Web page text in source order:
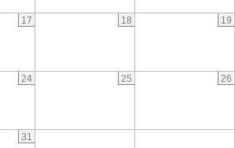
17 18 19
24 25 26
31